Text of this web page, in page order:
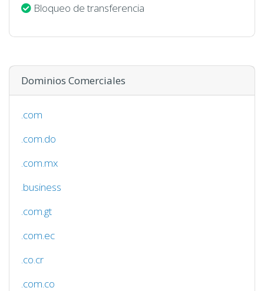
Bloqueo de transferencia
Dominios Comerciales
.com
.com.do
.com.mx
.business
.com.gt
.com.ec
.co.cr
.com.co